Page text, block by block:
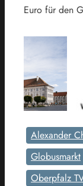
Euro für den
Alexander
Globusmarkt
Oberpfalz